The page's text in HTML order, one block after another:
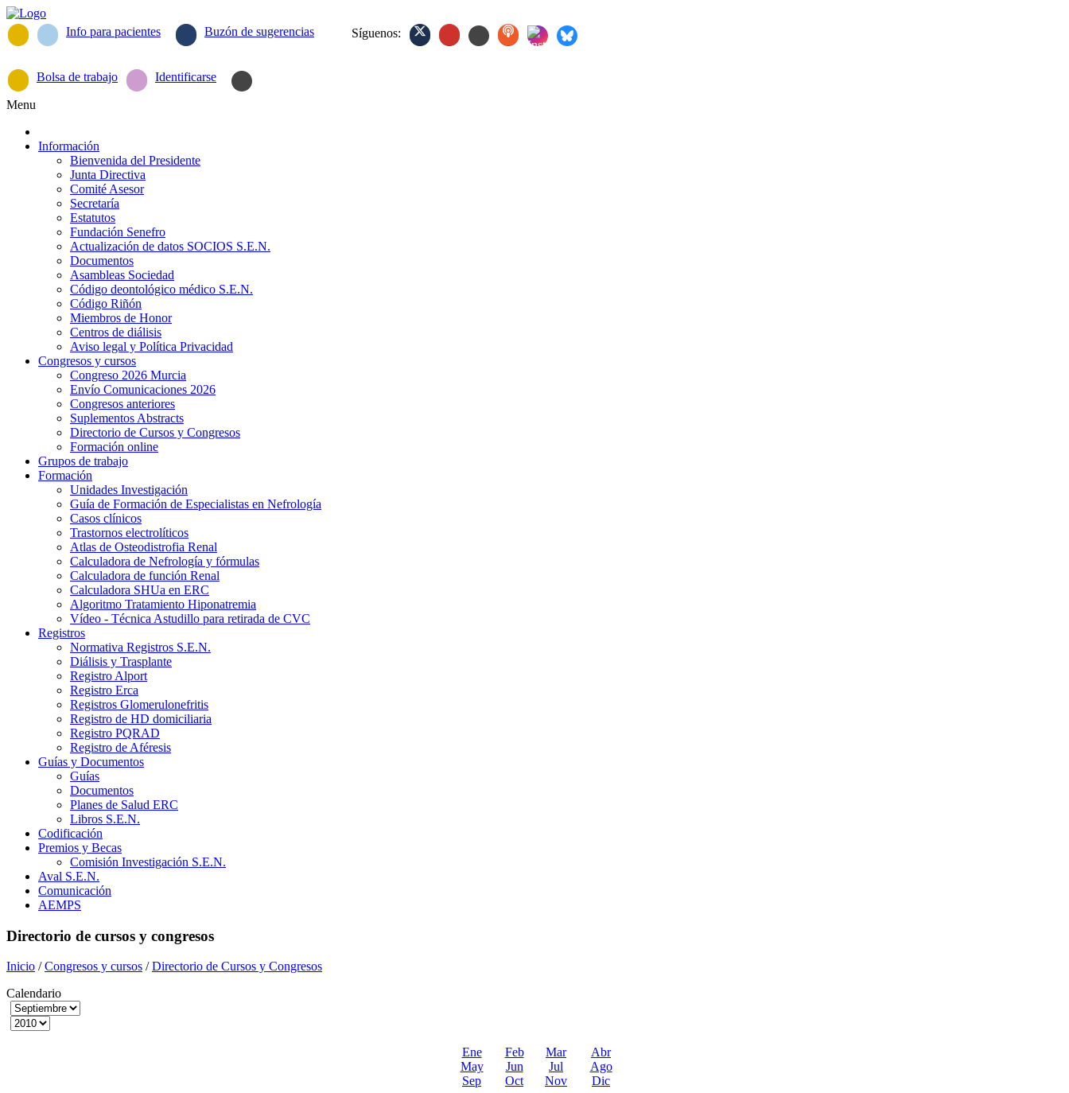
Info para pacientes Buzón de sugerencias Síguenos:
Bolsa de trabajo Identificarse
Menu
Información
Bienvenida del Presidente
Junta Directiva
Comité Asesor
Secretaría
Estatutos
Fundación Senefro
Actualización de datos SOCIOS S.E.N.
Documentos
Asambleas Sociedad
Código deontológico médico S.E.N.
Código Riñón
Miembros de Honor
Centros de diálisis
Aviso legal y Política Privacidad
Congresos y cursos
Congreso 2026 Murcia
Envío Comunicaciones 2026
Congresos anteriores
Suplementos Abstracts
Directorio de Cursos y Congresos
Formación online
Grupos de trabajo
Formación
Unidades Investigación
Guía de Formación de Especialistas en Nefrología
Casos clínicos
Trastornos electrolíticos
Atlas de Osteodistrofia Renal
Calculadora de Nefrología y fórmulas
Calculadora de función Renal
Calculadora SHUa en ERC
Algoritmo Tratamiento Hiponatremia
Vídeo - Técnica Astudillo para retirada de CVC
Registros
Normativa Registros S.E.N.
Diálisis y Trasplante
Registro Alport
Registro Erca
Registros Glomerulonefritis
Registro de HD domiciliaria
Registro PQRAD
Registro de Aféresis
Guías y Documentos
Guías
Documentos
Planes de Salud ERC
Libros S.E.N.
Codificación
Premios y Becas
Comisión Investigación S.E.N.
Aval S.E.N.
Comunicación
AEMPS
Directorio de cursos y congresos
Inicio /Congresos y cursos /Directorio de Cursos y Congresos
Calendario
Ene Feb Mar
Abr
May
Jun Jul
Ago
Sep
Oct Nov Dic